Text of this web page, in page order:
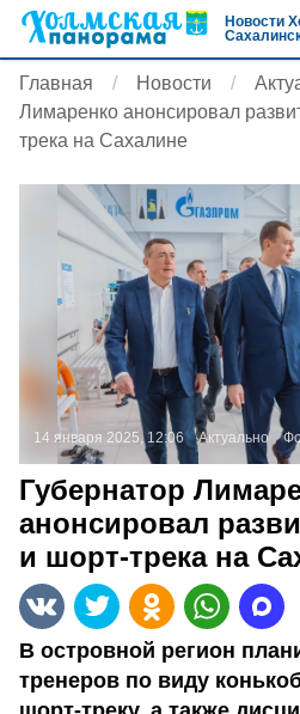
Новости
Главная Новости
Лимаренко анонсировал
трека на Сахалине
14 января 2025, 12:06 Актуально
Губернатор
анонсировал
и шорт-трека на
В островной регион
тренеров по виду